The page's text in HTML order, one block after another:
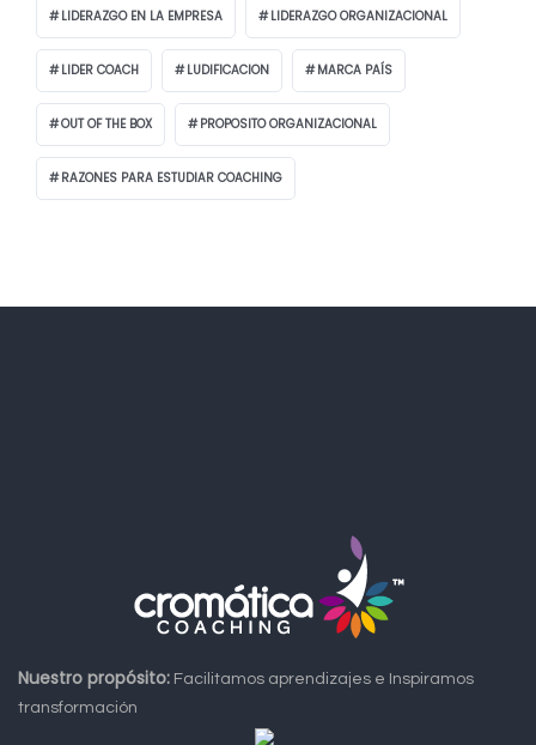
LIDERAZGO EN LA EMPRESA LIDERAZGO ORGANIZACIONAL
LIDER COACH LUDIFICACION MARCA PAÍS
OUT OF THE BOX PROPOSITO ORGANIZACIONAL
RAZONES PARA ESTUDIAR COACHING
Nuestro propósito: Facilitamos aprendizajes e Inspiramos
transformación